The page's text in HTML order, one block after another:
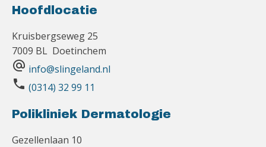
Hoofdlocatie
Kruisbergseweg 25
7009 BL Doetinchem
alternate_email info@slingeland.nl
phone (0314) 32 99 11
Polikliniek Dermatologie
Gezellenlaan 10